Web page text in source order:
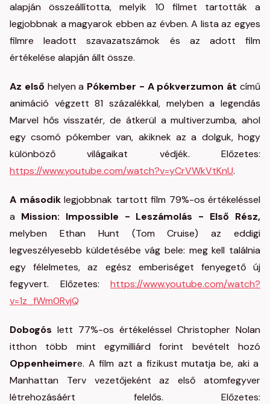
alapján összeállította, melyik 10 filmet tartották a
legjobbnak a magyarok ebben az évben. A lista az egyes
filmre leadott szavazatszámok és az adott film
értékelése alapján állt össze.
Az első helyen a Pókember - A pókverzumon átcímű
animáció végzett 81 százalékkal, melyben a legendás
Marvel hős visszatér, de átkerül a multiverzumba, ahol
egy csomó pókember van, akiknek az a dolguk, hogy
különböző világaikat védjék. Előzetes:
https://www.youtube.com/watch?v=yCrVWkVtKnU.
A második legjobbnak tartott film 79%-os értékeléssel
a Mission: Impossible - Leszámolás - Első Rész,
melyben Ethan Hunt (Tom Cruise) az eddigi
legveszélyesebb küldetésébe vág bele: meg kell találnia
egy félelmetes, az egész emberiséget fenyegető új
fegyvert. Előzetes: https://www.youtube.com/watch?
v=1z_fWm0RvjQ
Dobogós lett 77%-os értékeléssel Christopher Nolan
itthon több mint egymilliárd forint bevételt hozó
Oppenheimere. A film azt a fizikust mutatja be, aki a
Manhattan Terv vezetőjeként az első atomfegyver
létrehozásáért felelős. Előzetes: